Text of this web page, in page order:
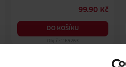
99.90 Kč
DO KOŠÍKU
Obj. č.: 1169263